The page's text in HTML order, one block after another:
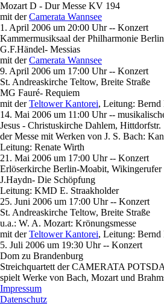
Mozart D - Dur Messe KV 194
mit derCamerata Wannsee
1. April 2006 um 20:00 Uhr -- Konzert
Kammermusiksaal der Philharmonie Berlin
G.F.Händel- Messias
mit derCamerata Wannsee
9. April 2006 um 17:00 Uhr -- Konzert
St. Andreaskirche Teltow, Breite Straße
MG Fauré- Requiem
mit derTeltower Kantorei, Leitung: Bernd
14. Mai 2006 um 11:00 Uhr --
Jesus - Christuskirche Dahlem, Hittdorfstr.
der Messe mit Werken von J. S. Bach:
Leitung: Renate Wirth
21. Mai 2006 um 17:00 Uhr -- Konzert
Erlöserkirche Berlin-Moabit, Wikingerufer
J.Haydn- Die Schöpfung
Leitung: KMD E. Straakholder
25. Juni 2006 um 17:00 Uhr -- Konzert
St. Andreaskirche Teltow, Breite Straße
u.a.: W. A. Mozart: Krönungsmesse
mit derTeltower Kantorei, Leitung: Bernd
5. Juli 2006 um 19:30 Uhr -- Konzert
Dom zu Brandenburg
Streichquartett der CAMERATA
spielt Werke von Bach, Mozart und
Impressum
Datenschutz